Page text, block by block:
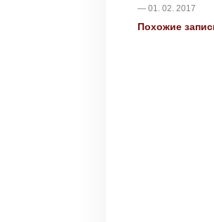
— 01. 02. 2017
Похожие